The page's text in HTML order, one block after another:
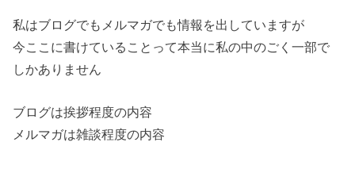
私はブログでもメルマガでも情報を出していますが
今ここに書けていることって本当に私の中のごく一部で
しかありません
ブログは挨拶程度の内容
メルマガは雑談程度の内容